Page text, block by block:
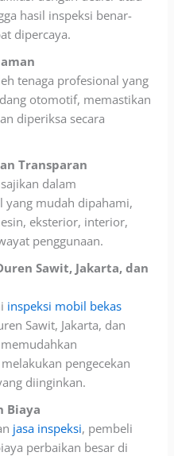
hasil inspeksi benar-
dipercaya.
tenaga profesional yang
otomotif, memastikan
diperiksa secara
Transparan
dalam
yang mudah dipahami,
eksterior, interior,
penggunaan.
Sawit, Jakarta, dan
inspeksi mobil bekas
Sawit, Jakarta, dan
pengecekan
diinginkan.
Biaya
jasa inspeksi, pembeli
perbaikan besar di